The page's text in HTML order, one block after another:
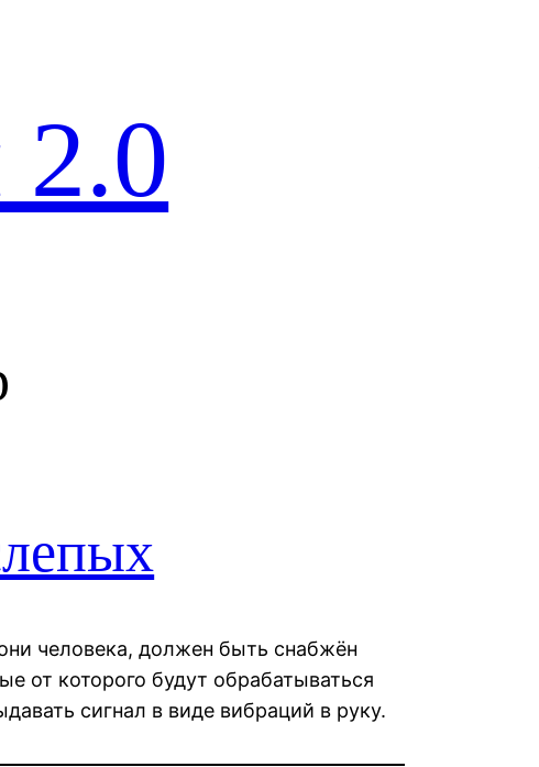
человека, должен быть снабжён
от которого будут обрабатываться
сигнал в виде вибраций в руку.